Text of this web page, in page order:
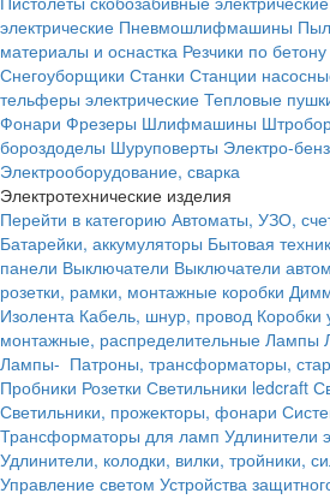
электрические Пневмошлифмашины
материалы и оснастка Резчики по бетону
Снегоуборщики Станки Станции
тельферы электрические Тепловые
Фонари Фрезеры Шлифмашины
бороздоделы Шуруповерты Электро-
Электрооборудование, сварка
Электротехнические изделия
Перейти в категорию Автоматы, УЗО,
Батарейки, аккумуляторы Бытовая
панели Выключатели Выключатели
розетки, рамки, монтажные коробки
Изолента Кабель, шнур, провод Коробки
монтажные, распределительные Лампы
Лампы- Патроны, трансформаторы,
Пробники Розетки Светильники ledcraft
Светильники, прожекторы, фонари
Трансформаторы для ламп Удлинители
Удлинители, колодки, вилки, тройники,
Управление светом Устройства